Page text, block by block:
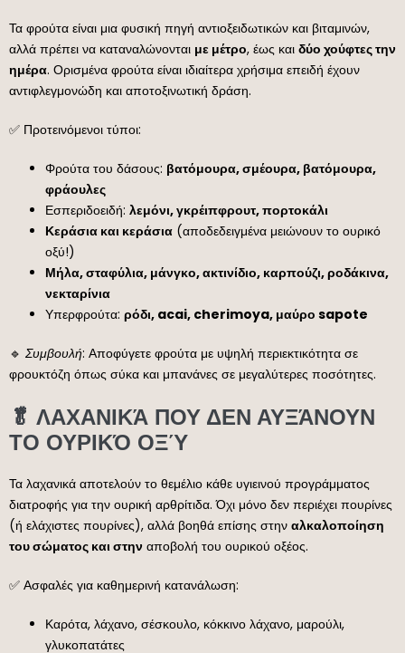
Τα φρούτα είναι μια φυσική πηγή αντιοξειδωτικών και βιταμινών,
αλλά πρέπει να καταναλώνονται με μέτρο, έως και δύο χούφτες την
ημέρα. Ορισμένα φρούτα είναι ιδιαίτερα χρήσιμα επειδή έχουν
αντιφλεγμονώδη και αποτοξινωτική δράση.
✅ Προτεινόμενοι τύποι:
Φρούτα του δάσους: βατόμουρα, σμέουρα, βατόμουρα,
φράουλες
Εσπεριδοειδή: λεμόνι, γκρέιπφρουτ, πορτοκάλι
Κεράσια και κεράσια (αποδεδειγμένα μειώνουν το ουρικό
οξύ!)
Μήλα, σταφύλια, μάνγκο, ακτινίδιο, καρπούζι, ροδάκινα,
νεκταρίνια
Υπερφρούτα: ρόδι, acai, cherimoya, μαύρο sapote
🔹 Συμβουλή: Αποφύγετε φρούτα με υψηλή περιεκτικότητα σε
φρουκτόζη όπως σύκα και μπανάνες σε μεγαλύτερες ποσότητες.
🥬 ΛΑΧΑΝΙΚΆ ΠΟΥ ΔΕΝ ΑΥΞΆΝΟΥΝ
ΤΟ ΟΥΡΙΚΌ ΟΞΎ
Τα λαχανικά αποτελούν το θεμέλιο κάθε υγιεινού προγράμματος
διατροφής για την ουρική αρθρίτιδα. Όχι μόνο δεν περιέχει πουρίνες
(ή ελάχιστες πουρίνες), αλλά βοηθά επίσης στην αλκαλοποίηση
του σώματος και στην αποβολή του ουρικού οξέος.
✅ Ασφαλές για καθημερινή κατανάλωση:
Καρότα, λάχανο, σέσκουλο, κόκκινο λάχανο, μαρούλι,
γλυκοπατάτες